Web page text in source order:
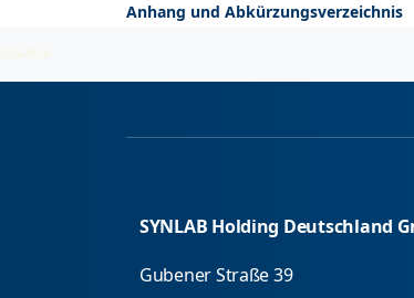
Anhang und Abkürzungsverzeichnis
2026-08-06
SYNLAB Holding Deutschland
Gubener Straße 39